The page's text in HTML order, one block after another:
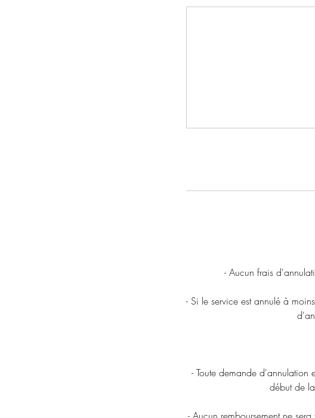
- Aucun frais
- Si le service est annulé à
- Toute demande d'annulation
début de